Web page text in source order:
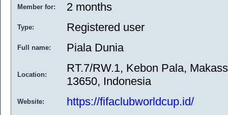
Member for: 2 months
Type: Registered user
Full name: Piala Dunia
Location:
RT.7/RW.1, Kebon Pala,
13650, Indonesia
Website: https://fifaclubworldcup.id/